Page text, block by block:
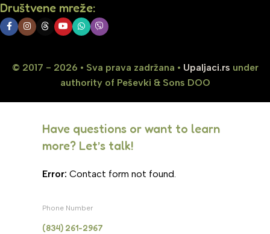
Društvene mreže:
© 2017 - 2026 • Sva prava zadržana • Upaljaci.rs under
authority of Peševki & Sons DOO
Have questions or want to learn
more? Let’s talk!
Error: Contact form not found.
Phone Number
(834) 261-2967